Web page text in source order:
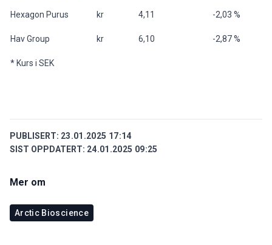
Hexagon Purus kr 4,11 -2,03 %
Hav Group kr 6,10 -2,87 %
* Kurs i SEK
PUBLISERT: 23.01.2025 17:14
SIST OPPDATERT: 24.01.2025 09:25
Mer om
Arctic Bioscience